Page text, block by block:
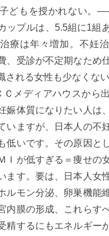
どもを授かれない。
ップルは、5.5組に1組
療は年々増加。不妊
、受診が不定期なため
される女性も少なくない
Ｃメディアハウスから
娠体質になりたい人は
いますが、日本人の不
低いです。その原因と
Ｉが低すぎる＝痩せの
ます。要は、日本人女
ルモン分泌、卵巣機能
内膜の形成、これらす
精するにもエネルギー